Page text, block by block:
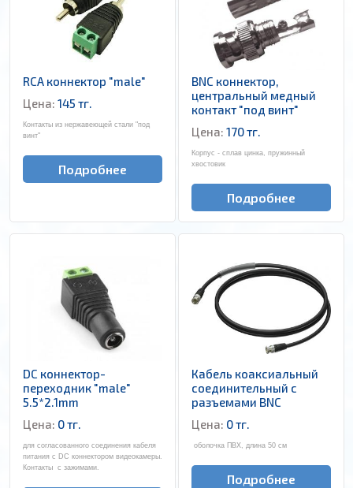
RCA коннектор "male"
Цена: 145 тг.
Контакты из нержавеющей стали "под
винт"
Подробнее
BNC коннектор,
центральный медный
контакт "под винт"
Цена: 170 тг.
Корпус - сплав цинка, пружинный
хвостовик
Подробнее
DC коннектор-
переходник "male"
5.5*2.1mm
Цена: 0 тг.
для согласованного соединения кабеля
питания с DC коннектором видеокамеры.
Контакты с зажимами.
Кабель коаксиальный
соединительный с
разъемами BNC
Цена: 0 тг.
оболочка ПВХ, длина 50 см
Подробнее